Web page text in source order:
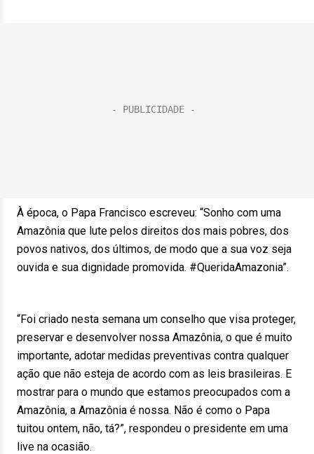
À época, o Papa Francisco escreveu: “Sonho com uma
Amazônia que lute pelos direitos dos mais pobres, dos
povos nativos, dos últimos, de modo que a sua voz seja
ouvida e sua dignidade promovida. #QueridaAmazonia”.
“Foi criado nesta semana um conselho que visa proteger,
preservar e desenvolver nossa Amazônia, o que é muito
importante, adotar medidas preventivas contra qualquer
ação que não esteja de acordo com as leis brasileiras. E
mostrar para o mundo que estamos preocupados com a
Amazônia, a Amazônia é nossa. Não é como o Papa
tuitou ontem, não, tá?”, respondeu o presidente em uma
live na ocasião.